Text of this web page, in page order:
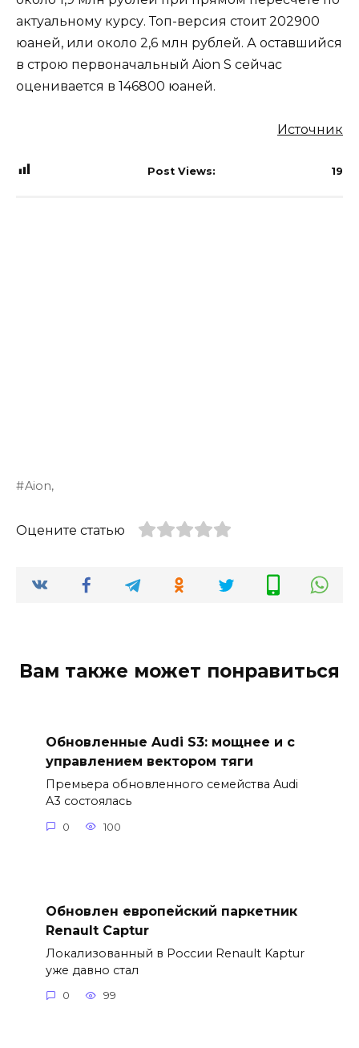
актуальному курсу. Топ-версия стоит 202900
юаней, или около 2,6 млн рублей. А оставшийся
в строю первоначальный Aion S сейчас
оценивается в 146800 юаней.
Источник
Post Views: 19
Aion,
Оцените статью
Вам также может понравиться
Обновленные Audi S3: мощнее и с
управлением вектором тяги
Премьера обновленного семейства Audi
A3 состоялась
0 100
Обновлен европейский паркетник
Renault Captur
Локализованный в России Renault Kaptur
уже давно стал
0 99